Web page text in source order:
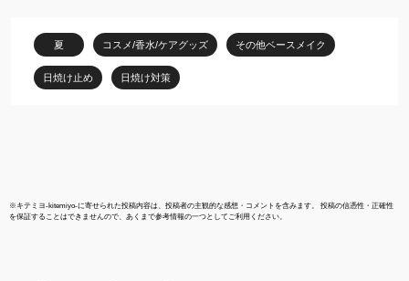
シングパウダー
夏 コスメ/香水/ケアグッズ その他ベースメイク
日焼け止め 日焼け対策
※キテミヨ-kitemiyo-に寄せられた投稿内容は、投稿者の主観的な感想・コメントを含みます。 投稿の信憑性・正確性
を保証することはできませんので、あくまで参考情報の一つとしてご利用ください。